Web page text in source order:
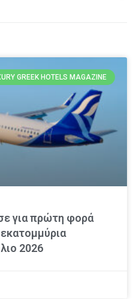
GREEK HOTELS MAGAZINE
για πρώτη φορά
2026